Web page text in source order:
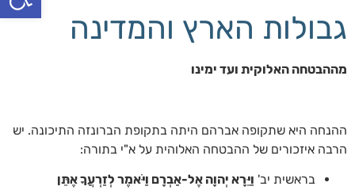
גבולות הארץ והמדינה
מההבטחה האלוקית ועד ימינו
ההנחה היא שתקופה אברהם היתה בתקופת הברונזה התיכונה. יש
הרבה איזכורים של ההבטחה האלוהית על א"י בתורה:
בראשית יב' וַיֵּרָא יְהוָה אֶל-אַבְרָם וַיֹּאמֶר לְזַרְעֲךָ אֶתֵּן